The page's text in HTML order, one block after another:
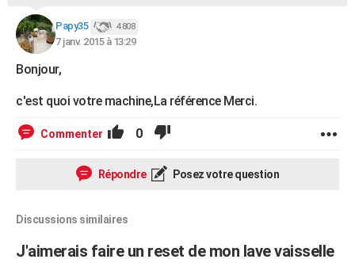
Carte de Noël
Carte Bonne année
Carte Saint-Valentin
Carte Pâques
Carte d'anniversaire
DICTIONNAIRE
Dictionnaire
Biographies
Citations
Expressions
Proverbes
AVIS DE DÉCÈS
Papy35 4 808
7 janv. 2015 à 13:29
Bonjour,
c'est quoi votre machine,La référence Merci.
Commenter 0
Répondre Posez votre question
Discussions similaires
J'aimerais faire un reset de mon lave vaisselle